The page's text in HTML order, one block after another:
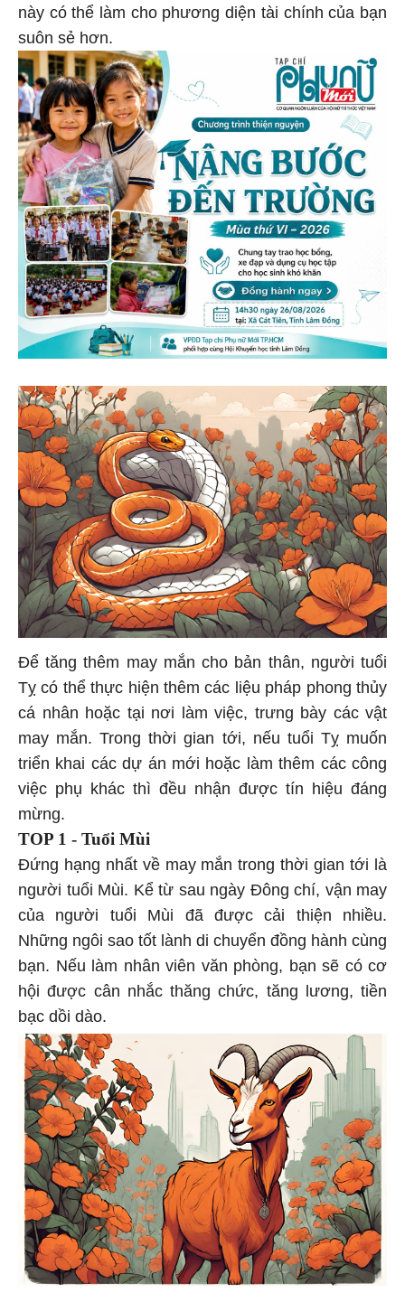
này có thể làm cho phương diện tài chính của bạn
suôn sẻ hơn.
Để tăng thêm may mắn cho bản thân, người tuổi
Tỵ có thể thực hiện thêm các liệu pháp phong thủy
cá nhân hoặc tại nơi làm việc, trưng bày các vật
may mắn. Trong thời gian tới, nếu tuổi Tỵ muốn
triển khai các dự án mới hoặc làm thêm các công
việc phụ khác thì đều nhận được tín hiệu đáng
mừng.
TOP 1 - Tuổi Mùi
Đứng hạng nhất về may mắn trong thời gian tới là
người tuổi Mùi. Kể từ sau ngày Đông chí, vận may
của người tuổi Mùi đã được cải thiện nhiều.
Những ngôi sao tốt lành di chuyển đồng hành cùng
bạn. Nếu làm nhân viên văn phòng, bạn sẽ có cơ
hội được cân nhắc thăng chức, tăng lương, tiền
bạc dồi dào.